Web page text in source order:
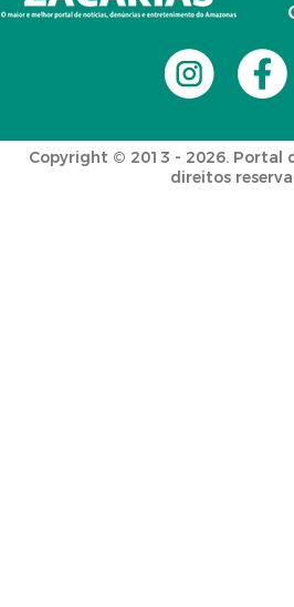
Copyright © 2013 - 2026. Portal
direitos